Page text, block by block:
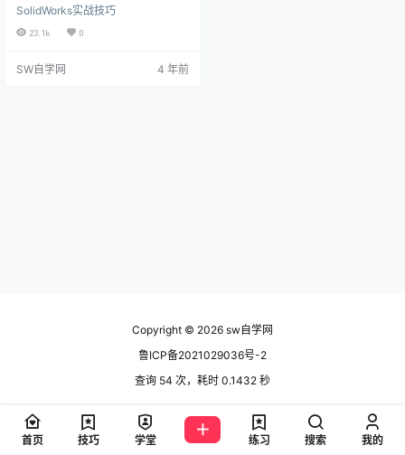
号的模型之后，还需要去其他规格
的模型，这样如果重新画就比较麻
Works零件之后，希望缩小零件或者
SolidWorks实战技巧
23.1k 0
SW自学网 4 年前
Copyright © 2026 sw自学网
鲁ICP备2021029036号-2
查询 54 次，耗时 0.1432 秒
首页 技巧 学堂 练习 搜索 我的